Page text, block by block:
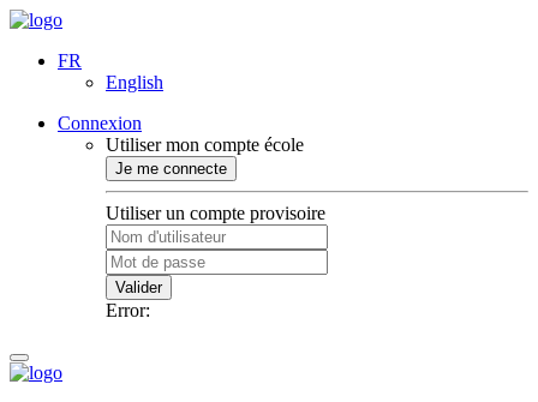
FR
English
Connexion
Utiliser mon compte école
Je me connecte
Utiliser un compte provisoire
Valider
Error: